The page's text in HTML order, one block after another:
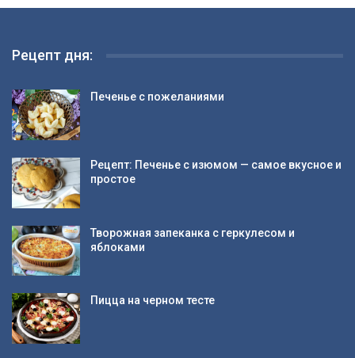
Рецепт дня:
Печенье с пожеланиями
Рецепт: Печенье с изюмом — самое вкусное и
простое
Творожная запеканка с геркулесом и
яблоками
Пицца на черном тесте